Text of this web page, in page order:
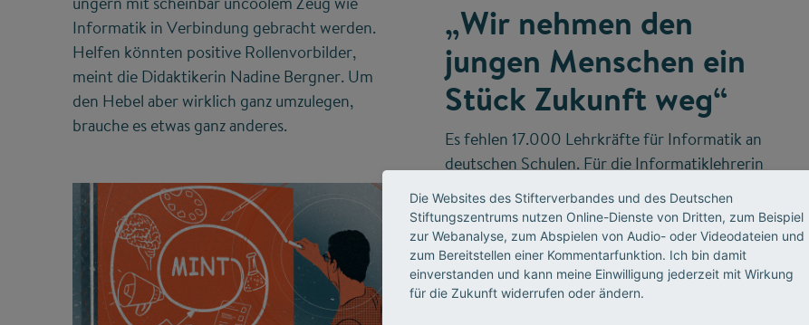
Informatik in Verbindung gebracht werden.
Helfen könnten positive Rollenvorbilder,
meint die Didaktikerin Nadine Bergner. Um
den Hebel aber wirklich ganz umzulegen,
brauche es etwas ganz anderes.
„Wir nehmen den
jungen Menschen ein
Stück Zukunft weg“
Es fehlen 17.000 Lehrkräfte für Informatik an
deutschen Schulen. Für die Informatiklehrerin
und Universitätsdozentin Viktoria Zoeger ist
diese Lücke ein hausgemachtes Problem. Wen
sie hierfür in der Verantwortung sieht und was
ihr eigener Schulunterricht mit den
Jugendlichen macht, erzählt sie im Interview.
Die Websites des Stifterverbandes und des Deutschen
Stiftungszentrums nutzen Online-Dienste von Dritten, zum Beispiel
zur Webanalyse, zum Abspielen von Audio- oder Videodateien und
zum Bereitstellen einer Kommentarfunktion. Ich bin damit
einverstanden und kann meine Einwilligung jederzeit mit Wirkung
für die Zukunft widerrufen oder ändern.